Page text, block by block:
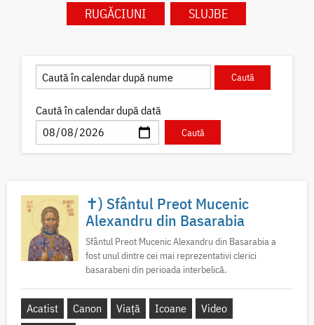
RUGĂCIUNI
SLUJBE
Caută în calendar după dată
✝) Sfântul Preot Mucenic
Alexandru din Basarabia
Sfântul Preot Mucenic Alexandru din Basarabia a
fost unul dintre cei mai reprezentativi clerici
basarabeni din perioada interbelică.
Acatist Canon Viață Icoane
Video